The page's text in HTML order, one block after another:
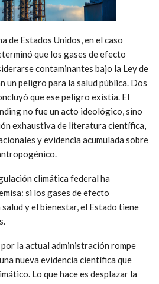
de Estados Unidos, en el caso
que los gases de efecto
contaminantes bajo la Ley de
un peligro para la salud pública. Dos
que ese peligro existía. El
no fue un acto ideológico, sino
exhaustiva de literatura científica,
y evidencia acumulada sobre
climática federal ha
si los gases de efecto
y el bienestar, el Estado tiene
la actual administración rompe
nueva evidencia científica que
Lo que hace es desplazar la